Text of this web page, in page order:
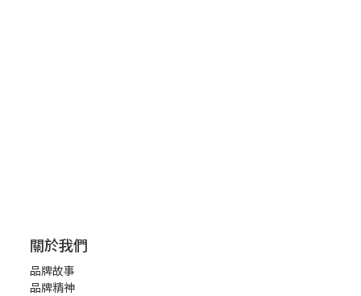
關於我們
品牌故事
品牌精神